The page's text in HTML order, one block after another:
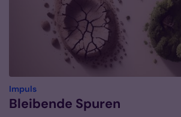
Impuls:
Bleibende Spuren